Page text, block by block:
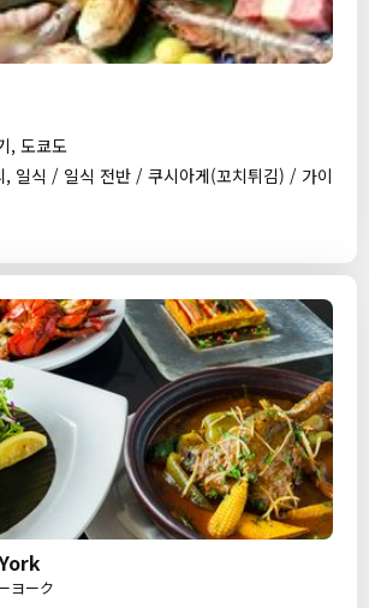
, 도쿄도
, 일식 / 일식 전반 / 쿠시아게(꼬치튀김) / 가이
ヨーク